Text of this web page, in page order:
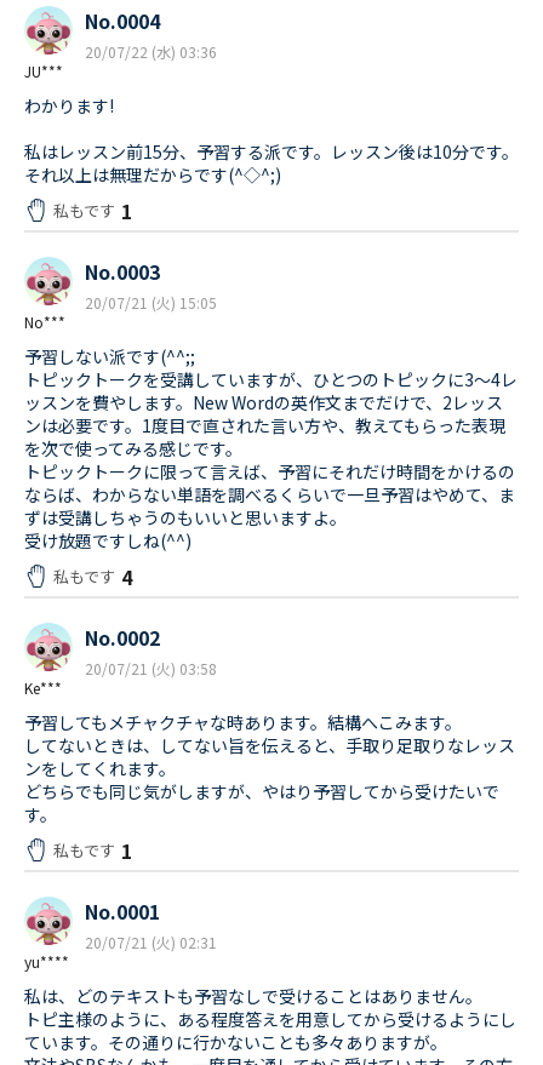
JU***
No.0004
20/07/22 (水) 03:36
わかります!
私はレッスン前15分、予習する派です。レッスン後は10分です。
それ以上は無理だからです(^◇^;)
私もです 1
No***
No.0003
20/07/21 (火) 15:05
予習しない派です(^^;;
トピックトークを受講していますが、ひとつのトピックに3〜4レ
ッスンを費やします。New Wordの英作文までだけで、2レッス
ンは必要です。1度目で直された言い方や、教えてもらった表現
を次で使ってみる感じです。
トピックトークに限って言えば、予習にそれだけ時間をかけるの
ならば、わからない単語を調べるくらいで一旦予習はやめて、ま
ずは受講しちゃうのもいいと思いますよ。
受け放題ですしね(^^)
私もです 4
Ke***
No.0002
20/07/21 (火) 03:58
予習してもメチャクチャな時あります。結構へこみます。
してないときは、してない旨を伝えると、手取り足取りなレッス
ンをしてくれます。
どちらでも同じ気がしますが、やはり予習してから受けたいで
す。
私もです 1
yu****
No.0001
20/07/21 (火) 02:31
私は、どのテキストも予習なしで受けることはありません。
トピ主様のように、ある程度答えを用意してから受けるようにし
ています。その通りに行かないことも多々ありますが。